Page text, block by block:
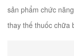
sản phẩm chức
thay thế thuốc chữa